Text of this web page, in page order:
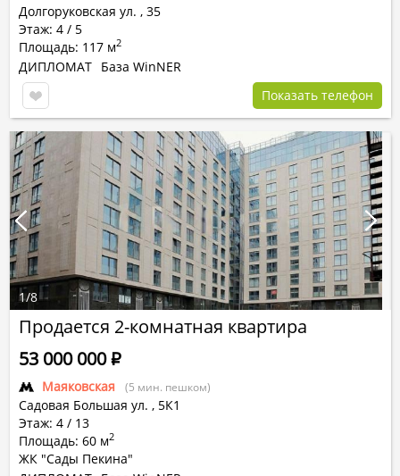
Долгоруковская ул. , 35
Этаж: 4 / 5
Площадь: 117 м2
ДИПЛОМАТ База WinNER
Показать телефон
Продается 2-комнатная квартира
Маяковская (5 мин. пешком)
Садовая Большая ул. , 5К1
Этаж: 4 / 13
Площадь: 60 м2
ЖК "Сады Пекина"
53 000 000Р
1/8